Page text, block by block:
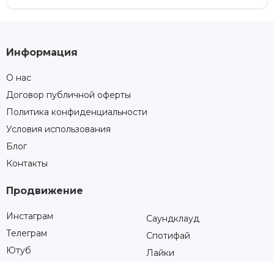
Информация
О нас
Договор публичной оферты
Политика конфиденциальности
Условия использования
Блог
Контакты
Продвижение
Инстаграм
Телеграм
Ютуб
Саундклауд
Спотифай
Лайки